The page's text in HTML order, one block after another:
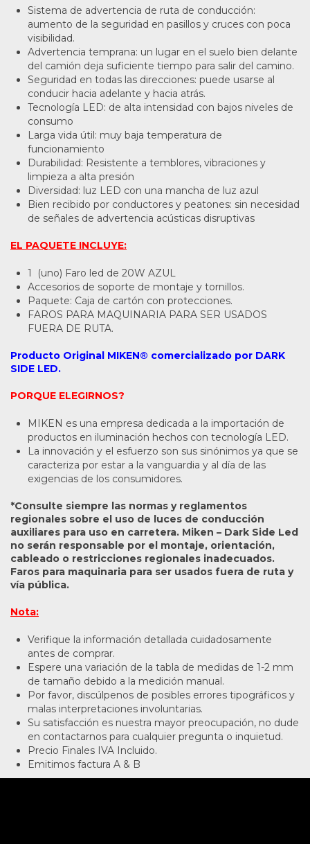
Sistema de advertencia de ruta de conducción:
aumento de la seguridad en pasillos y cruces con poca
visibilidad.
Advertencia temprana: un lugar en el suelo bien delante
del camión deja suficiente tiempo para salir del camino.
Seguridad en todas las direcciones: puede usarse al
conducir hacia adelante y hacia atrás.
Tecnología LED: de alta intensidad con bajos niveles de
consumo
Larga vida útil: muy baja temperatura de
funcionamiento
Durabilidad: Resistente a temblores, vibraciones y
limpieza a alta presión
Diversidad: luz LED con una mancha de luz azul
Bien recibido por conductores y peatones: sin necesidad
de señales de advertencia acústicas disruptivas
EL PAQUETE INCLUYE:
1 (uno) Faro led de 20W AZUL
Accesorios de soporte de montaje y tornillos.
Paquete: Caja de cartón con protecciones.
FAROS PARA MAQUINARIA PARA SER USADOS
FUERA DE RUTA.
Producto Original MIKEN® comercializado por DARK
SIDE LED.
PORQUE ELEGIRNOS?
MIKEN es una empresa dedicada a la importación de
productos en iluminación hechos con tecnología LED.
La innovación y el esfuerzo son sus sinónimos ya que se
caracteriza por estar a la vanguardia y al día de las
exigencias de los consumidores.
*Consulte siempre las normas y reglamentos
regionales sobre el uso de luces de conducción
auxiliares para uso en carretera. Miken – Dark Side Led
no serán responsable por el montaje, orientación,
cableado o restricciones regionales inadecuados.
Faros para maquinaria para ser usados fuera de ruta y
vía pública.
Nota:
Verifique la información detallada cuidadosamente
antes de comprar.
Espere una variación de la tabla de medidas de 1-2 mm
de tamaño debido a la medición manual.
Por favor, discúlpenos de posibles errores tipográficos y
malas interpretaciones involuntarias.
Su satisfacción es nuestra mayor preocupación, no dude
en contactarnos para cualquier pregunta o inquietud.
Precio Finales IVA Incluido.
Emitimos factura A & B